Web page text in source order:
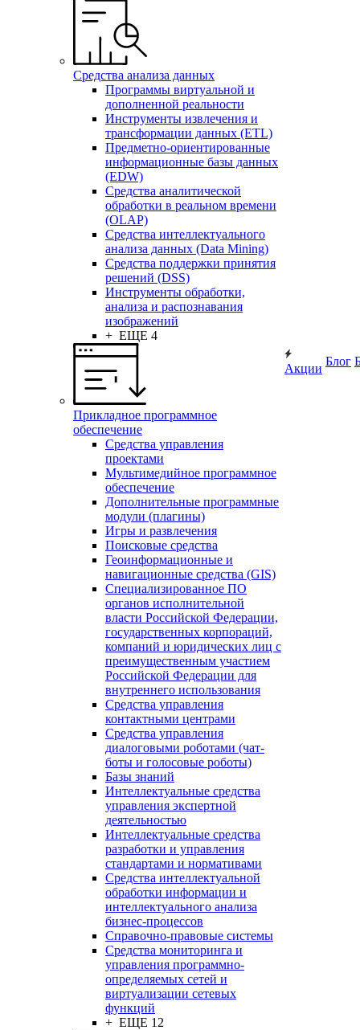
Средства анализа данных
Программы виртуальной и
дополненной реальности
Инструменты извлечения и
трансформации данных (ETL)
Предметно-ориентированные
информационные базы данных
(EDW)
Средства аналитической
обработки в реальном времени
(OLAP)
Средства интеллектуального
анализа данных (Data Mining)
Средства поддержки принятия
решений (DSS)
Инструменты обработки,
анализа и распознавания
изображений
+ ЕЩЕ 4
Прикладное программное
обеспечение
Средства управления
проектами
Мультимедийное программное
обеспечение
Дополнительные программные
модули (плагины)
Игры и развлечения
Поисковые средства
Геоинформационные и
навигационные средства (GIS)
Специализированное ПО
органов исполнительной
власти Российской Федерации,
государственных корпораций,
компаний и юридических лиц с
преимущественным участием
Российской Федерации для
внутреннего использования
Средства управления
контактными центрами
Средства управления
диалоговыми роботами (чат-
боты и голосовые роботы)
Базы знаний
Интеллектуальные средства
управления экспертной
деятельностью
Интеллектуальные средства
разработки и управления
стандартами и нормативами
Средства интеллектуальной
обработки информации и
интеллектуального анализа
бизнес-процессов
Справочно-правовые системы
Средства мониторинга и
управления программно-
определяемых сетей и
виртуализации сетевых
функций
+ ЕЩЕ 12
Акции
Блог